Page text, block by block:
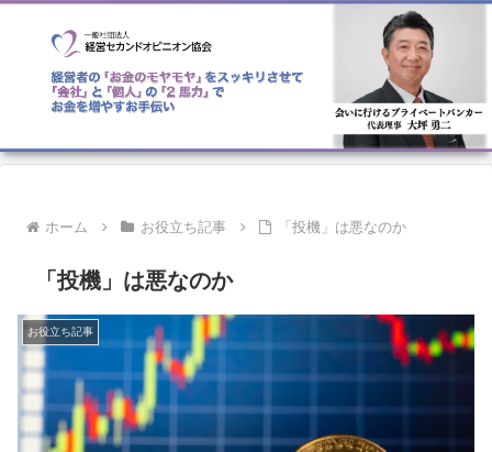
ホーム お役立ち記事 「投機」は悪なのか
「投機」は悪なのか
お役立ち記事